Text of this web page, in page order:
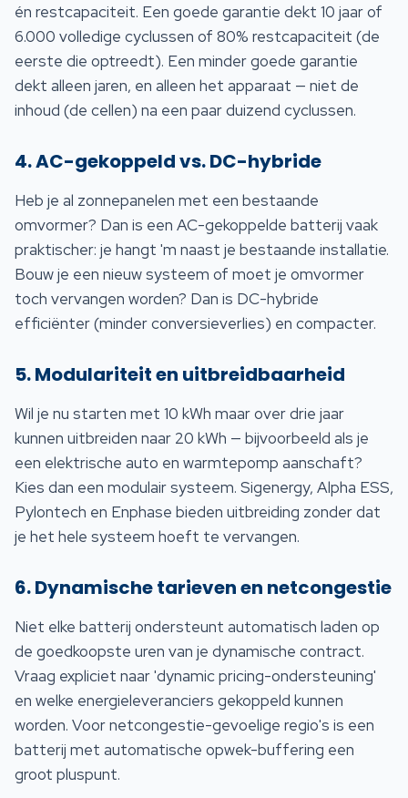
én restcapaciteit. Een goede garantie dekt 10 jaar of
6.000 volledige cyclussen of 80% restcapaciteit (de
eerste die optreedt). Een minder goede garantie
dekt alleen jaren, en alleen het apparaat — niet de
inhoud (de cellen) na een paar duizend cyclussen.
4. AC-gekoppeld vs. DC-hybride
Heb je al zonnepanelen met een bestaande
omvormer? Dan is een AC-gekoppelde batterij vaak
praktischer: je hangt 'm naast je bestaande installatie.
Bouw je een nieuw systeem of moet je omvormer
toch vervangen worden? Dan is DC-hybride
efficiënter (minder conversieverlies) en compacter.
5. Modulariteit en uitbreidbaarheid
Wil je nu starten met 10 kWh maar over drie jaar
kunnen uitbreiden naar 20 kWh — bijvoorbeeld als je
een elektrische auto en warmtepomp aanschaft?
Kies dan een modulair systeem. Sigenergy, Alpha ESS,
Pylontech en Enphase bieden uitbreiding zonder dat
je het hele systeem hoeft te vervangen.
6. Dynamische tarieven en netcongestie
Niet elke batterij ondersteunt automatisch laden op
de goedkoopste uren van je dynamische contract.
Vraag expliciet naar 'dynamic pricing-ondersteuning'
en welke energieleveranciers gekoppeld kunnen
worden. Voor netcongestie-gevoelige regio's is een
batterij met automatische opwek-buffering een
groot pluspunt.